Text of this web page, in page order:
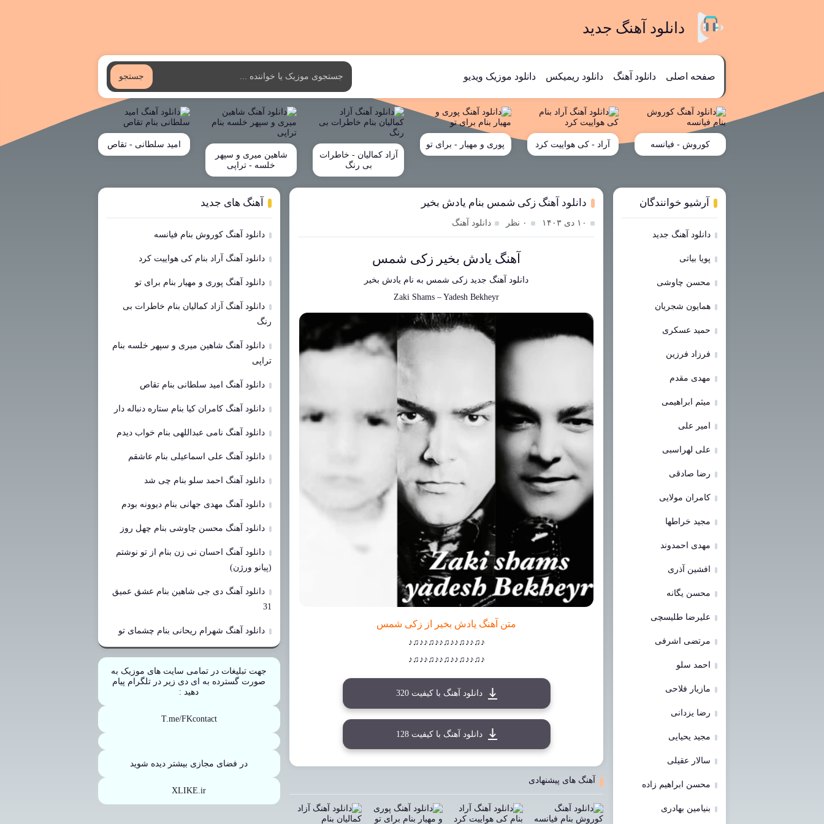
دانلود آهنگ جدید
صفحه اصلی دانلود آهنگ دانلود ریمیکس دانلود موزیک ویدیو جستجو
کوروش - فیانسه آراد - کی هواییت کرد
پوری و مهیار - برای تو
آزاد کمالیان - خاطرات
بی رنگ
شاهین میری و سپهر
خلسه - تراپی
امید سلطانی - تقاص
دانلود آهنگ زکی شمس بنام یادش بخیر
۱۰ دی ۱۴۰۳ ۰ نظر دانلود آهنگ
آهنگ یادش بخیر زکی شمس
دانلود آهنگ جدید زکی شمس به نام یادش بخیر
Zaki Shams –Yadesh Bekheyr
متن آهنگ یادش بخیر از زکی شمس
♪♫♪♪♫♪♪♫♪♪♫♪♪♫♪
♪♫♪♪♫♪♪♫♪♪♫♪♪♫♪
دانلود آهنگ با کیفیت 320
دانلود آهنگ با کیفیت 128
آهنگ های پیشنهادی
آرشیو خوانندگان
دانلود آهنگ جدید
پویا بیاتی
محسن چاوشی
همایون شجریان
حمید عسکری
فرزاد فرزین
مهدی مقدم
میثم ابراهیمی
امیر علی
علی لهراسبی
رضا صادقی
کامران مولایی
مجید خراطها
مهدی احمدوند
افشین آذری
محسن یگانه
علیرضا طلیسچی
مرتضی اشرفی
احمد سلو
مازیار فلاحی
رضا یزدانی
مجید یحیایی
سالار عقیلی
محسن ابراهیم زاده
بنیامین بهادری
آهنگ های جدید
دانلود آهنگ کوروش بنام فیانسه
دانلود آهنگ آراد بنام کی هواییت کرد
دانلود آهنگ پوری و مهیار بنام برای تو
دانلود آهنگ آزاد کمالیان بنام خاطرات بی
رنگ
دانلود آهنگ شاهین میری و سپهر خلسه بنام
تراپی
دانلود آهنگ امید سلطانی بنام تقاص
دانلود آهنگ کامران کیا بنام ستاره دنباله دار
دانلود آهنگ نامی عبداللهی بنام خواب دیدم
دانلود آهنگ علی اسماعیلی بنام عاشقم
دانلود آهنگ احمد سلو بنام چی شد
دانلود آهنگ مهدی جهانی بنام دیوونه بودم
دانلود آهنگ محسن چاوشی بنام چهل روز
دانلود آهنگ احسان نی زن بنام از تو نوشتم
(پیانو ورژن)
دانلود آهنگ دی جی شاهین بنام عشق عمیق
31
دانلود آهنگ شهرام ریحانی بنام چشمای تو
جهت تبلیغات در تمامی سایت های موزیک به
صورت گسترده به ای دی زیر در تلگرام پیام
دهید :
T.me/FKcontact
در فضای مجازی بیشتر دیده شوید
XLIKE.ir